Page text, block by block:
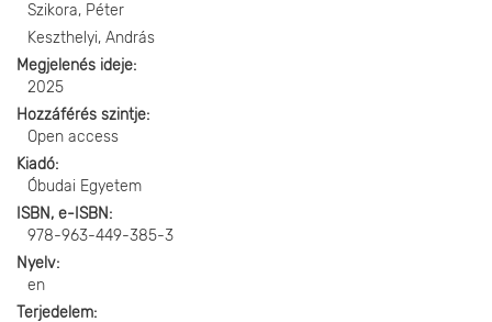
Szikora, Péter
Keszthelyi, András
Megjelenés ideje
2025
Hozzáférés szintje
Open access
Kiadó
Óbudai Egyetem
ISBN, e-ISBN
978-963-449-385-3
Nyelv
en
Terjedelem